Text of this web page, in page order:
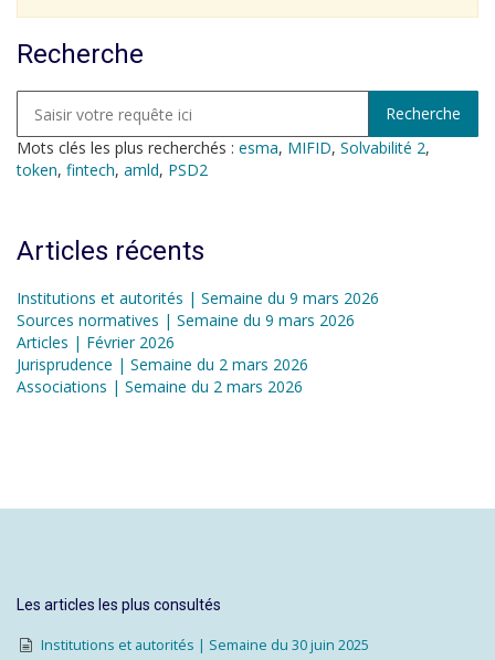
Recherche
Mots clés les plus recherchés : esma, MIFID, Solvabilité 2,
token, fintech, amld, PSD2
Articles récents
Institutions et autorités | Semaine du 9 mars 2026
Sources normatives | Semaine du 9 mars 2026
Articles | Février 2026
Jurisprudence | Semaine du 2 mars 2026
Associations | Semaine du 2 mars 2026
Les articles les plus consultés
Institutions et autorités | Semaine du 30 juin 2025